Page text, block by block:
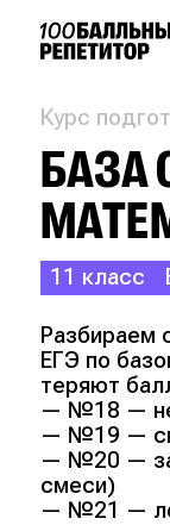
Курс
БАЗА
11 класс
Разбираем
ЕГЭ по
теряют
— №18 —
— №19 —
— №20 —
смеси)
— №21 —